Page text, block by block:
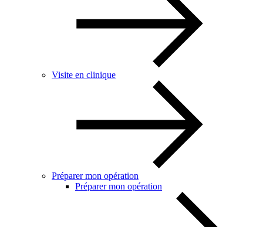
Visite en clinique
Préparer mon opération
Préparer mon opération